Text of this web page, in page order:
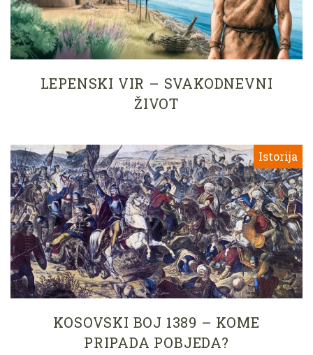
LEPENSKI VIR – SVAKODNEVNI
ŽIVOT
Istorija
KOSOVSKI BOJ 1389 – KOME
PRIPADA POBJEDA?